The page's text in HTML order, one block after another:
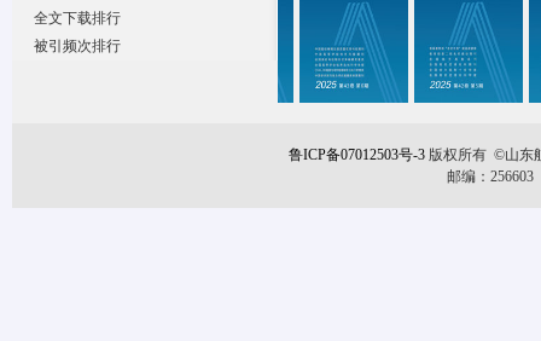
全文下载排行
被引频次排行
鲁ICP备07012503号-3 版权所有 ©山东
邮编：